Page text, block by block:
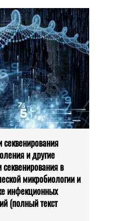
секвенирования
и другие
секвенирования в
микробиологии и
инфекционных
(полный текст